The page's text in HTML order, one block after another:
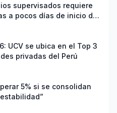
supervisados requiere
a pocos días de inicio del
UCV se ubica en el Top 3
privadas del Perú
5% si se consolidan